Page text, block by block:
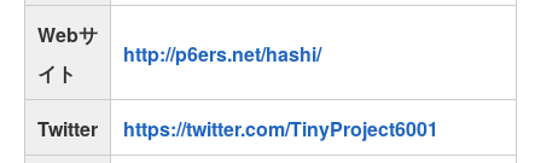
Webサ
イト
http://p6ers.net/hashi/
Twitter
https://twitter.com/TinyProject6001